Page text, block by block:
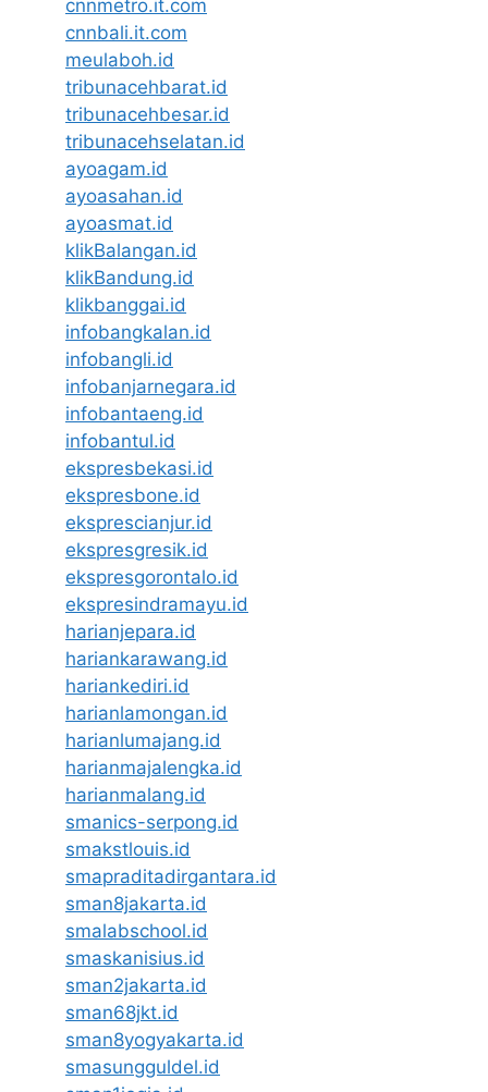
cnnmetro.it.com
cnnbali.it.com
meulaboh.id
tribunacehbarat.id
tribunacehbesar.id
tribunacehselatan.id
ayoagam.id
ayoasahan.id
ayoasmat.id
klikBalangan.id
klikBandung.id
klikbanggai.id
infobangkalan.id
infobangli.id
infobanjarnegara.id
infobantaeng.id
infobantul.id
ekspresbekasi.id
ekspresbone.id
eksprescianjur.id
ekspresgresik.id
ekspresgorontalo.id
ekspresindramayu.id
harianjepara.id
hariankarawang.id
hariankediri.id
harianlamongan.id
harianlumajang.id
harianmajalengka.id
harianmalang.id
smanics-serpong.id
smakstlouis.id
smapraditadirgantara.id
sman8jakarta.id
smalabschool.id
smaskanisius.id
sman2jakarta.id
sman68jkt.id
sman8yogyakarta.id
smasungguldel.id